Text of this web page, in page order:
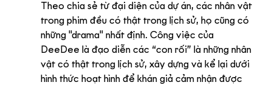
Theo chia sẻ từ đại diện của dự án, các nhân vật
trong phim đều có thật trong lịch sử, họ cũng có
những "drama" nhất định. Công việc của
DeeDee là đạo diễn các “con rối” là những nhân
vật có thật trong lịch sử, xây dựng và kể lại dưới
hình thức hoạt hình để khán giả cảm nhận được